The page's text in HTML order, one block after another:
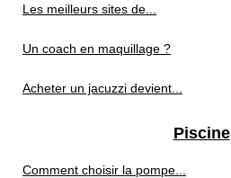
Les meilleurs sites de...
Un coach en maquillage ?
Acheter un jacuzzi devient...
Piscine
Comment choisir la pompe...